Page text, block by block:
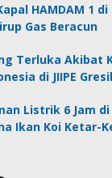
HAMDAM 1
Gas Beracun
Terluka Akibat
di JIIPE
Listrik 6 Jam
Ikan Koi Ketar-